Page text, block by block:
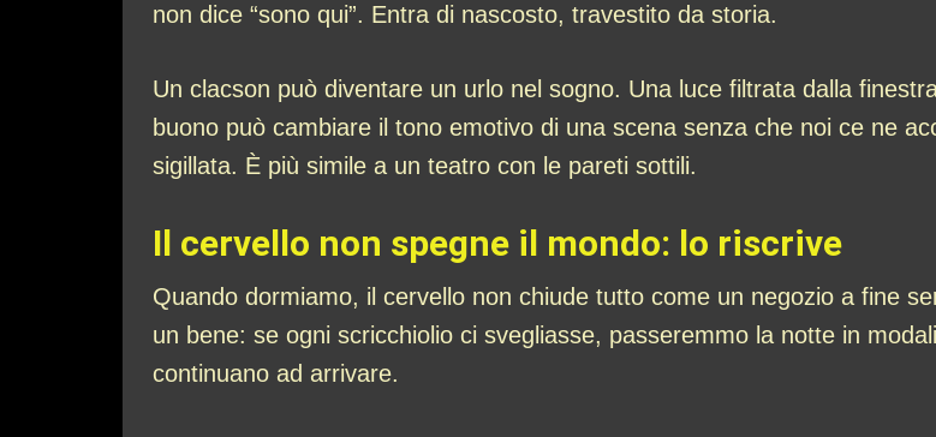
non dice “sono qui”. Entra di nascosto, travestito da storia.
Un clacson può diventare un urlo nel sogno. Una luce filtrata dalla
buono può cambiare il tono emotivo di una scena senza che noi ce ne
sigillata. È più simile a un teatro con le pareti sottili.
Il cervello non spegne il mondo: lo riscrive
Quando dormiamo, il cervello non chiude tutto come un negozio a fine
un bene: se ogni scricchiolio ci svegliasse, passeremmo la notte in
continuano ad arrivare.